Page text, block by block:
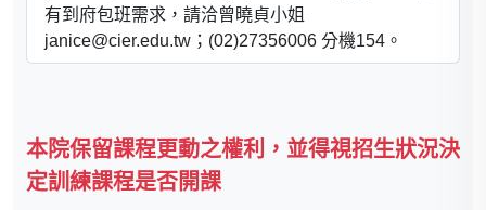
有到府包班需求，請洽曾曉貞小姐
janice@cier.edu.tw；(02)27356006 分機154。
本院保留課程更動之權利，並得視招生狀況決
定訓練課程是否開課